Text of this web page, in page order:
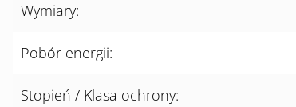
Wymiary:
Pobór energii:
Stopień / Klasa ochrony: